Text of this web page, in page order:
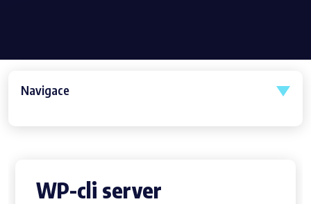
Navigace
WP-cli server